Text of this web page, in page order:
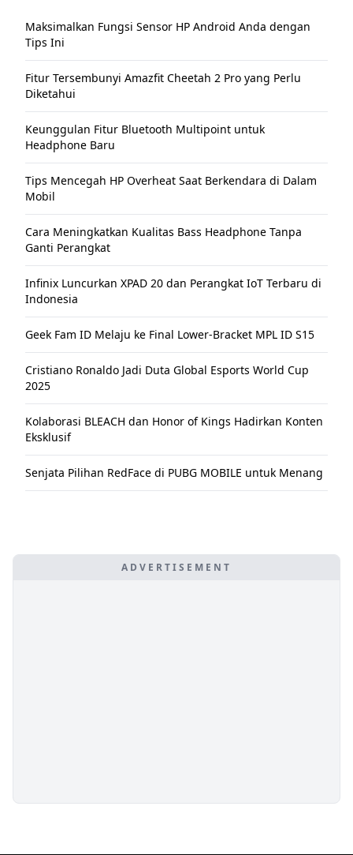
Maksimalkan Fungsi Sensor HP Android Anda dengan
Tips Ini
Fitur Tersembunyi Amazfit Cheetah 2 Pro yang Perlu
Diketahui
Keunggulan Fitur Bluetooth Multipoint untuk
Headphone Baru
Tips Mencegah HP Overheat Saat Berkendara di Dalam
Mobil
Cara Meningkatkan Kualitas Bass Headphone Tanpa
Ganti Perangkat
Infinix Luncurkan XPAD 20 dan Perangkat IoT Terbaru di
Indonesia
Geek Fam ID Melaju ke Final Lower-Bracket MPL ID S15
Cristiano Ronaldo Jadi Duta Global Esports World Cup
2025
Kolaborasi BLEACH dan Honor of Kings Hadirkan Konten
Eksklusif
Senjata Pilihan RedFace di PUBG MOBILE untuk Menang
ADVERTISEMENT